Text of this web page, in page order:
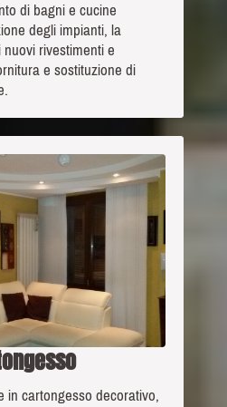
di bagni e cucine
degli impianti, la
rivestimenti e
e sostituzione di
in cartongesso decorativo,